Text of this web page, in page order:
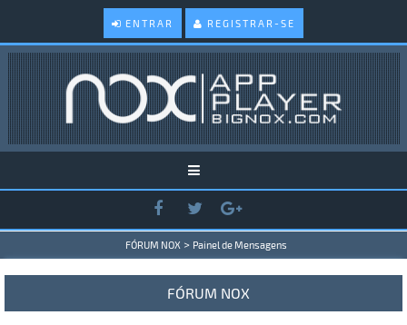
ENTRAR REGISTRAR-SE
FÓRUM NOX > Painel de Mensagens
FÓRUM NOX